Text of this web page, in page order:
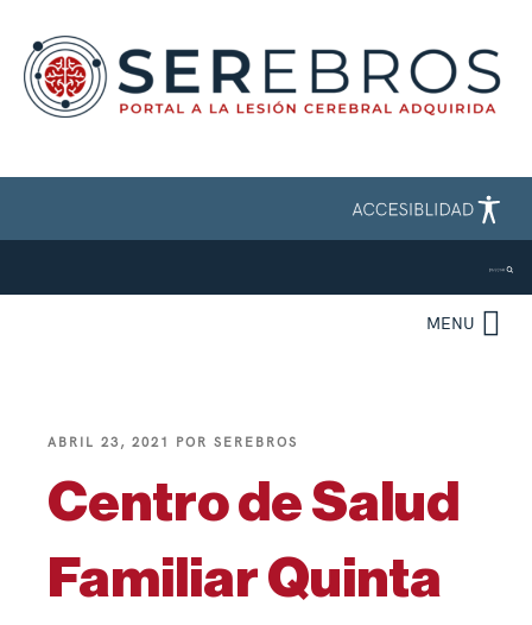
MENU
ABRIL 23, 2021 POR SEREBROS
Centro de Salud
Familiar Quinta